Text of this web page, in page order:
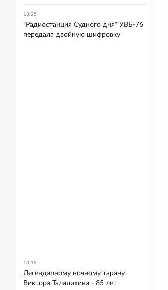
13:25
"Радиостанция Судного дня" УВБ-76
передала двойную шифровку
13:19
Легендарному ночному тарану
Виктора Талалихина - 85 лет